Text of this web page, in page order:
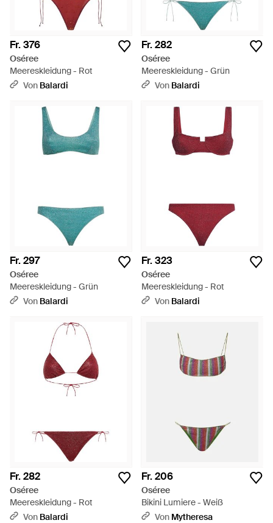
Fr. 376
Oséree
Meereskleidung - Rot
Von Balardi
Fr. 282
Oséree
Meereskleidung - Grün
Von Balardi
Fr. 297
Oséree
Meereskleidung - Grün
Von Balardi
Fr. 323
Oséree
Meereskleidung - Rot
Von Balardi
Fr. 282
Oséree
Meereskleidung - Rot
Von Balardi
Fr. 206
Oséree
Bikini Lumiere - Weiß
Von Mytheresa